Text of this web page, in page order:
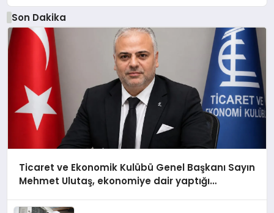
Son Dakika
Ticaret ve Ekonomik Kulübü Genel Başkanı Sayın
Mehmet Ulutaş, ekonomiye dair yaptığı